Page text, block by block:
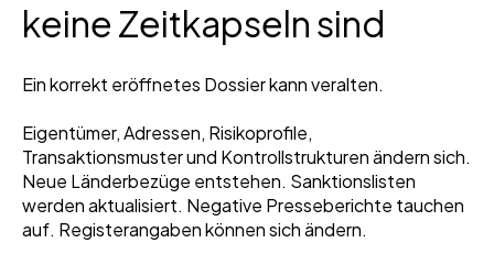
keine Zeitkapseln sind
Ein korrekt eröffnetes Dossier kann veralten.
Eigentümer, Adressen, Risikoprofile,
Transaktionsmuster und Kontrollstrukturen ändern sich.
Neue Länderbezüge entstehen. Sanktionslisten
werden aktualisiert. Negative Presseberichte tauchen
auf. Registerangaben können sich ändern.